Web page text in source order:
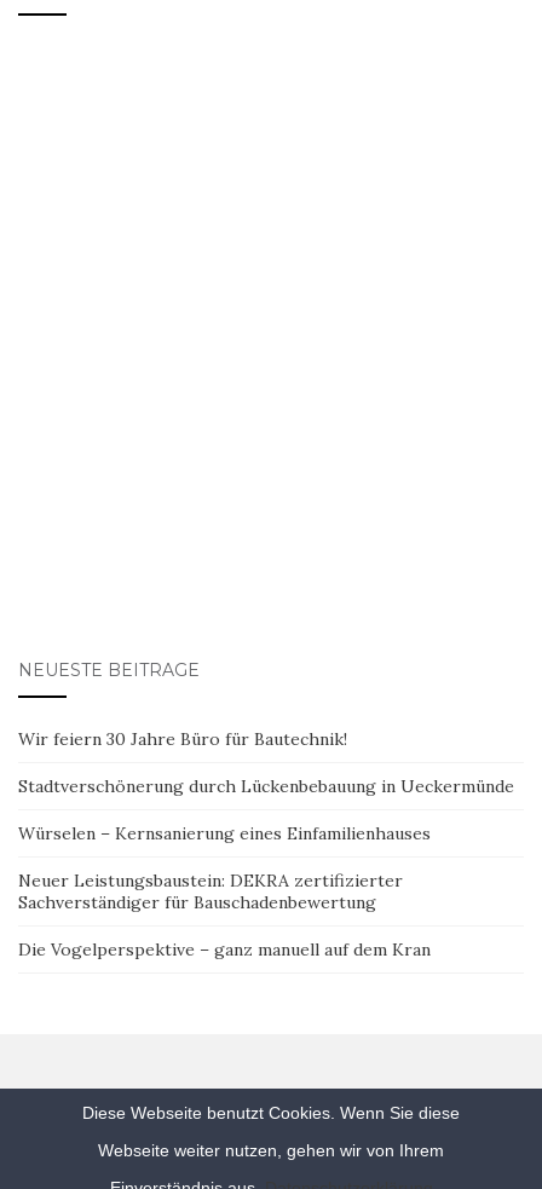
NEUESTE BEITRÄGE
Wir feiern 30 Jahre Büro für Bautechnik!
Stadtverschönerung durch Lückenbebauung in Ueckermünde
Würselen – Kernsanierung eines Einfamilienhauses
Neuer Leistungsbaustein: DEKRA zertifizierter
Sachverständiger für Bauschadenbewertung
Die Vogelperspektive – ganz manuell auf dem Kran
Diese Webseite benutzt Cookies. Wenn Sie diese
Webseite weiter nutzen, gehen wir von Ihrem